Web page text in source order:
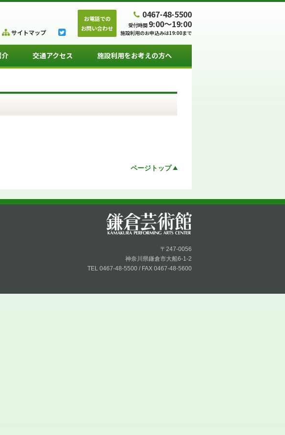
サイトマップ
お電話での
お問い合わせ
0467-48-5500
受付時間 9:00～19:00
施設利用のお申込みは19:00まで
交通アクセス 施設利用をお考えの方へ
ページトップ
〒247-0056
神奈川県鎌倉市大船6-1-2
TEL 0467-48-5500 / FAX 0467-48-5600